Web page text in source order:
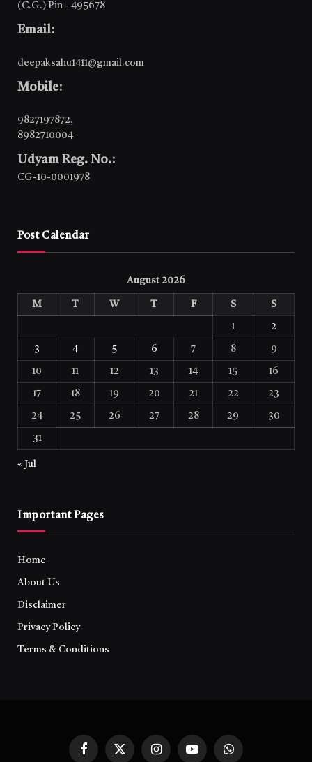
(C.G.) Pin - 495678
Email:
deepaksahu1411@gmail.com
Mobile:
9827197872,
8982710004
Udyam Reg. No.:
CG-10-0001978
Post Calendar
August 2026
M T W T F S S
1 2
3 4 5 6 7 8 9
10 11 12 13 14 15 16
17 18 19 20 21 22 23
24 25 26 27 28 29 30
31
« Jul
Important Pages
Home
About Us
Disclaimer
Privacy Policy
Terms & Conditions
FacebookX
InstagramYouTubeWhatsApp